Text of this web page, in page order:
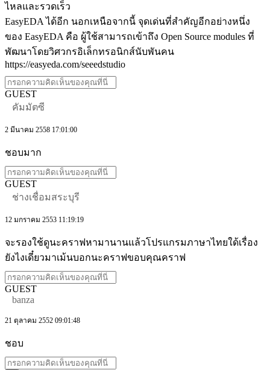
ไหลและรวดเร็ว
EasyEDA ได้อีก นอกเหนือจากนี้ จุดเด่นที่สำคัญอีกอย่างหนึ่ง
ของ EasyEDA คือ ผู้ใช้สามารถเข้าถึง Open Source modules ที่
พัฒนาโดยวิศวกรอิเล็กทรอนิกส์นับพันคน
https://easyeda.com/seeedstudio
GUEST
คัมมัตซี
2 มีนาคม 2558 17:01:00
ชอบมาก
GUEST
ช่างเชื่อมสระบุรี
12 มกราคม 2553 11:19:19
จะรองใช้ดูนะคราฟหามานานแล้วโปรแกรมภาษาไทยใด้เรื่อง
ยังไงเดี๋ยวมาเม้นบอกนะคราฟขอบคุณคราฟ
GUEST
banza
21 ตุลาคม 2552 09:01:48
ชอบ